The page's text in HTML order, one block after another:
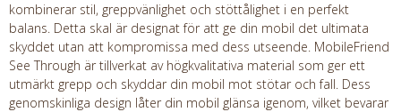
kombinerar stil, greppvänlighet och stöttålighet i en perfekt
balans. Detta skal är designat för att ge din mobil det ultimata
skyddet utan att kompromissa med dess utseende. MobileFriend
See Through är tillverkat av högkvalitativa material som ger ett
utmärkt grepp och skyddar din mobil mot stötar och fall. Dess
genomskinliga design låter din mobil glänsa igenom, vilket bevarar